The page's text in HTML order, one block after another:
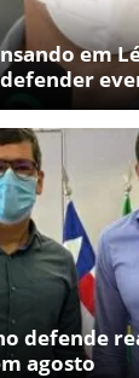
em
defende
agosto